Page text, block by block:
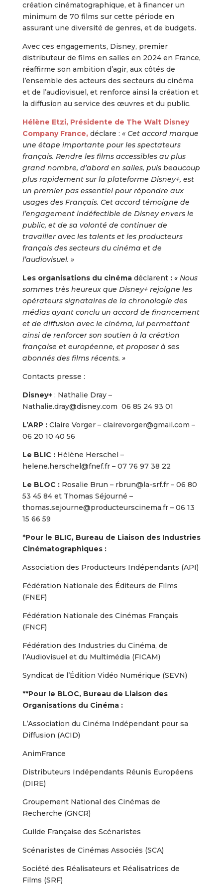
création cinématographique, et à financer un
minimum de 70 films sur cette période en
assurant une diversité de genres, et de budgets.
Avec ces engagements, Disney, premier
distributeur de films en salles en 2024 en France,
réaffirme son ambition d’agir, aux côtés de
l’ensemble des acteurs des secteurs du cinéma
et de l’audiovisuel, et renforce ainsi la création et
la diffusion au service des œuvres et du public.
Hélène Etzi, Présidente de The Walt Disney
Company France,déclare : « Cet accord marque
une étape importante pour les spectateurs
français. Rendre les films accessibles au plus
grand nombre, d’abord en salles, puis beaucoup
plus rapidement sur la plateforme Disney+, est
un premier pas essentiel pour répondre aux
usages des Français. Cet accord témoigne de
l’engagement indéfectible de Disney envers le
public, et de sa volonté de continuer de
travailler avec les talents et les producteurs
français des secteurs du cinéma et de
l’audiovisuel. »
Les organisations du cinéma déclarent: « Nous
sommes très heureux que Disney+ rejoigne les
opérateurs signataires de la chronologie des
médias ayant conclu un accord de financement
et de diffusion avec le cinéma, lui permettant
ainsi de renforcer son soutien à la création
française et européenne, et proposer à ses
abonnés des films récents. »
Contacts presse :
Disney+ : Nathalie Dray –
Nathalie.dray@disney.com 06 85 24 93 01
L’ARP :Claire Vorger – clairevorger@gmail.com –
06 20 10 40 56
Le BLIC :Hélène Herschel –
helene.herschel@fnef.fr – 07 76 97 38 22
Le BLOC : Rosalie Brun – rbrun@la-srf.fr – 06 80
53 45 84 et Thomas Séjourné –
thomas.sejourne@producteurscinema.fr – 06 13
15 66 59
*Pour le BLIC, Bureau de Liaison des Industries
Cinématographiques :
Association des Producteurs Indépendants (API)
Fédération Nationale des Éditeurs de Films
(FNEF)
Fédération Nationale des Cinémas Français
(FNCF)
Fédération des Industries du Cinéma, de
l’Audiovisuel et du Multimédia (FICAM)
Syndicat de l’Édition Vidéo Numérique (SEVN)
**Pour le BLOC, Bureau de Liaison des
Organisations du Cinéma :
L’Association du Cinéma Indépendant pour sa
Diffusion (ACID)
AnimFrance
Distributeurs Indépendants Réunis Européens
(DIRE)
Groupement National des Cinémas de
Recherche (GNCR)
Guilde Française des Scénaristes
Scénaristes de Cinémas Associés (SCA)
Société des Réalisateurs et Réalisatrices de
Films (SRF)